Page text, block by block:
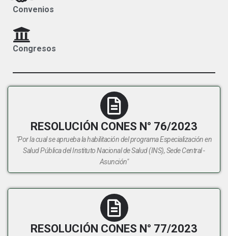
Convenios
Congresos
RESOLUCIÓN CONES N° 76/2023
"Por la cual se aprueba la habilitación del programa Especialización en
Salud Pública del Instituto Nacional de Salud (INS), Sede Central -
Asunción"
RESOLUCIÓN CONES N° 77/2023